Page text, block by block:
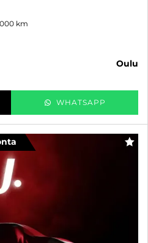
km
oulu
WHATSAPP